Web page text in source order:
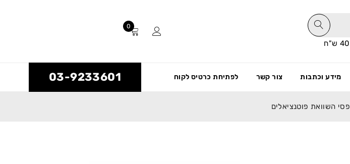
0
מידע וכתבות צור קשר לפתיחת כרטיס לקוח 03-9233601
פסי השוואת פוטנציאלים